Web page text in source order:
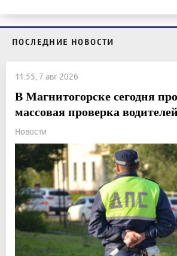
ПОСЛЕДНИЕ НОВОСТИ
11:55, 7 авг 2026
В Магнитогорске сегодня
массовая проверка водителей
Новости